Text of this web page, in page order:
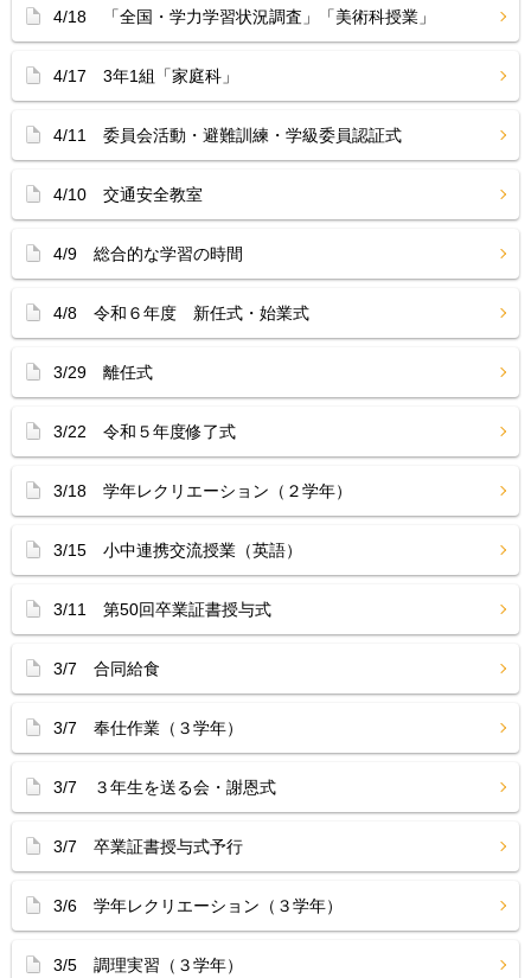
4/18 「全国・学力学習状況調査」「美術科授業」
4/17 3年1組「家庭科」
4/11 委員会活動・避難訓練・学級委員認証式
4/10 交通安全教室
4/9 総合的な学習の時間
4/8 令和６年度 新任式・始業式
3/29 離任式
3/22 令和５年度修了式
3/18 学年レクリエーション（２学年）
3/15 小中連携交流授業（英語）
3/11 第50回卒業証書授与式
3/7 合同給食
3/7 奉仕作業（３学年）
3/7 ３年生を送る会・謝恩式
3/7 卒業証書授与式予行
3/6 学年レクリエーション（３学年）
3/5 調理実習（３学年）